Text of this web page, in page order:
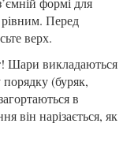
Перед
верх.
Шари викладаються
(буряк,
в
він нарізається, як